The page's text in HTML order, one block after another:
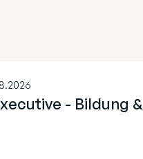
- Bildung &